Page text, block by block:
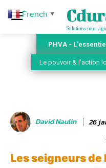
Solutions pour
PHVA -
Le pouvoir & l'action
David Naulin 26
Les seigneurs de
French ▼